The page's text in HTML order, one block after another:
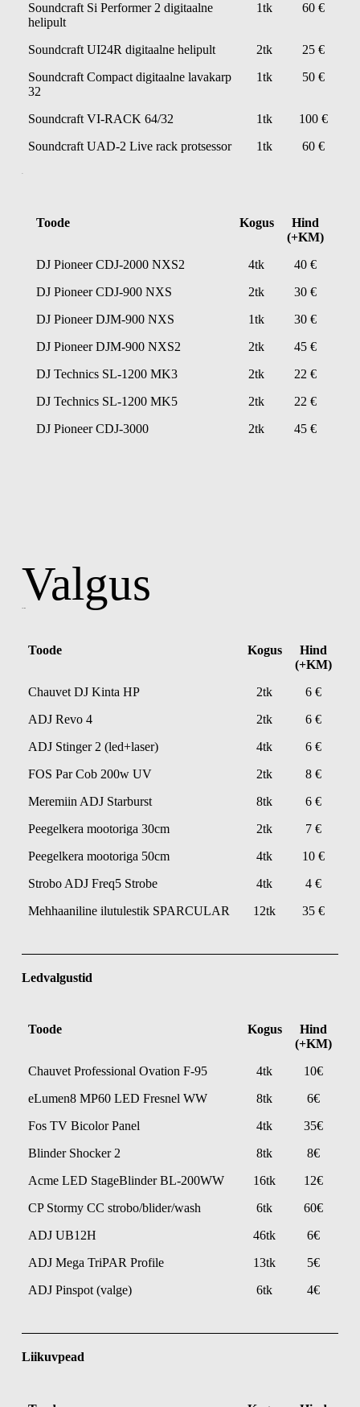
Soundcraft Si Performer 2 digitaalne
helipult
1tk 60 €
Soundcraft UI24R digitaalne helipult 2tk
25 €
Soundcraft Compact digitaalne lavakarp
32
1tk 50 €
Soundcraft VI-RACK 64/32 1tk
100 €
Soundcraft UAD-2 Live rack protsessor
1tk 60 €
Toode Kogus
Hind
(+KM)
DJ Pioneer CDJ-2000 NXS2
4tk
40 €
DJ Pioneer CDJ-900 NXS
2tk
30 €
DJ Pioneer DJM-900 NXS
1tk
30 €
DJ Pioneer DJM-900 NXS2
2tk
45 €
DJ Technics SL-1200 MK3
2tk
22 €
DJ Technics SL-1200 MK5
2tk
22 €
DJ Pioneer CDJ-3000
2tk 45 €
Valgus
Toode Kogus
Hind
(+KM)
Chauvet DJ Kinta HP
2tk
6 €
ADJ Revo 4
2tk
6 €
ADJ Stinger 2 (led+laser)
4tk
6 €
FOS Par Cob 200w UV
2tk
8 €
Meremiin ADJ Starburst
8tk
6 €
Peegelkera mootoriga 30cm
2tk
7 €
Peegelkera mootoriga 50cm
4tk
10 €
Strobo ADJ Freq5 Strobe
4tk
4 €
Mehhaaniline ilutulestik SPARCULAR
12tk 35 €
Ledvalgustid
Toode Kogus
Hind
(+KM)
Chauvet Professional Ovation F-95
4tk
10€
eLumen8 MP60 LED Fresnel WW
8tk
6€
Fos TV Bicolor Panel
4tk
35€
Blinder Shocker 2
8tk
8€
Acme LED StageBlinder BL-200WW
16tk
12€
CP Stormy CC strobo/blider/wash
6tk
60€
ADJ UB12H
46tk
6€
ADJ Mega TriPAR Profile
13tk
5€
ADJ Pinspot (valge)
6tk 4€
Liikuvpead